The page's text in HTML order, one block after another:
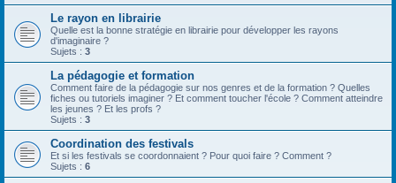
Le rayon en librairie
Quelle est la bonne stratégie en librairie pour développer les rayons
d'imaginaire ?
Sujets : 3
La pédagogie et formation
Comment faire de la pédagogie sur nos genres et de la formation ? Quelles
fiches ou tutoriels imaginer ? Et comment toucher l'école ? Comment atteindre
les jeunes ? Et les profs ?
Sujets : 3
Coordination des festivals
Et si les festivals se coordonnaient ? Pour quoi faire ? Comment ?
Sujets : 6